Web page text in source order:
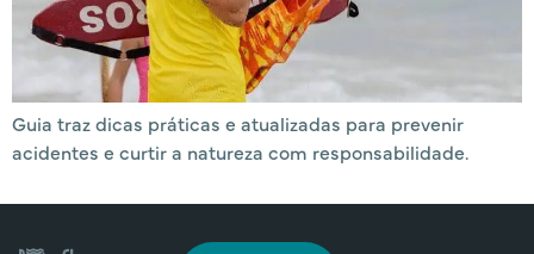
Guia traz dicas práticas e atualizadas para prevenir
acidentes e curtir a natureza com responsabilidade.